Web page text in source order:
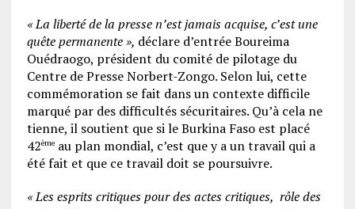
« La liberté de la presse n’est jamais acquise, c’est une
quête permanente », déclare d’entrée Boureima
Ouédraogo, président du comité de pilotage du
Centre de Presse Norbert-Zongo. Selon lui, cette
commémoration se fait dans un contexte difficile
marqué par des difficultés sécuritaires. Qu’à cela ne
tienne, il soutient que si le Burkina Faso est placé
42èmeau plan mondial, c’est que y a un travail qui a
été fait et que ce travail doit se poursuivre.
« Les esprits critiques pour des actes critiques, rôle des